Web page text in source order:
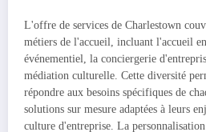
L'offre de services de Charlestown
métiers de l'accueil, incluant l'accueil
événementiel, la conciergerie
médiation culturelle. Cette diversité
répondre aux besoins spécifiques de
solutions sur mesure adaptées à leurs
culture d'entreprise. La